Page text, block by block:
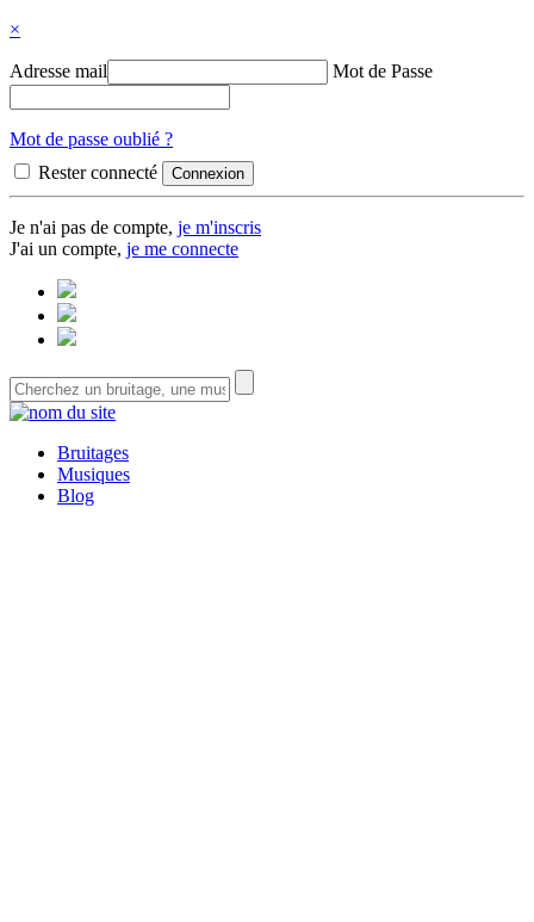
×
Adresse mail Mot de Passe
Mot de passe oublié ?
Rester connecté
Je n'ai pas de compte, je m'inscris
J'ai un compte, je me connecte
Bruitages
Musiques
Blog